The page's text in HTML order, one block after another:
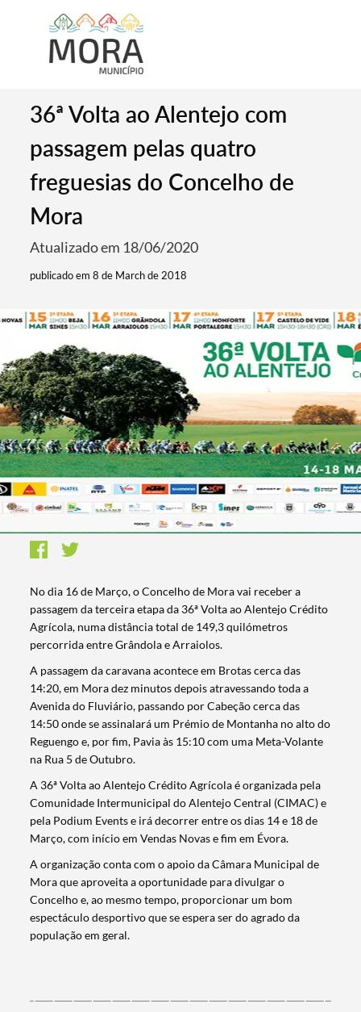
Termo de Pesquisa
36ª Volta ao Alentejo com
passagem pelas quatro
freguesias do Concelho de
Mora
Atualizado em 18/06/2020
publicado em 8 de March de 2018
No dia 16 de Março, o Concelho de Mora vai receber a
passagem da terceira etapa da 36ª Volta ao Alentejo Crédito
Agrícola, numa distância total de 149,3 quilómetros
percorrida entre Grândola e Arraiolos.
A passagem da caravana acontece em Brotas cerca das
14:20, em Mora dez minutos depois atravessando toda a
Avenida do Fluviário, passando por Cabeção cerca das
14:50 onde se assinalará um Prémio de Montanha no alto do
Reguengo e, por fim, Pavia às 15:10 com uma Meta-Volante
na Rua 5 de Outubro.
A 36ª Volta ao Alentejo Crédito Agrícola é organizada pela
Comunidade Intermunicipal do Alentejo Central (CIMAC) e
pela Podium Events e irá decorrer entre os dias 14 e 18 de
Março, com início em Vendas Novas e fim em Évora​.
A organização conta com o apoio da Câmara Municipal de
Mora que aproveita a oportunidade para divulgar o
Concelho e, ao mesmo tempo, proporcionar um bom
espectáculo desportivo que se espera ser do agrado da
população em geral.